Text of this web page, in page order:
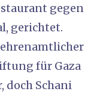
gegen
gerichtet.
für Gaza
doch Schani